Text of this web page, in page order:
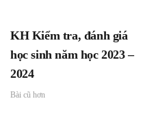
KH Kiểm tra, đánh giá
học sinh năm học 2023 –
2024
Bài cũ hơn